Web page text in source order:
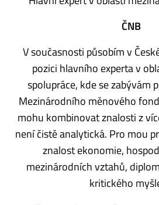
ČNB
V současnosti působím v
pozici hlavního experta v
spolupráce, kde se zabývám
Mezinárodního měnového
mohu kombinovat znalosti z
není čistě analytická. Pro mou
znalost ekonomie,
mezinárodních vztahů,
kritického